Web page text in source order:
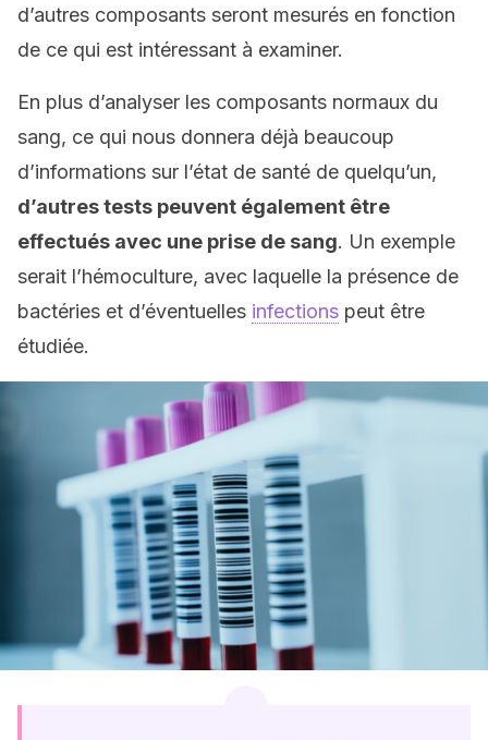
d’autres composants seront mesurés en fonction
de ce qui est intéressant à examiner.
En plus d’analyser les composants normaux du
sang, ce qui nous donnera déjà beaucoup
d’informations sur l’état de santé de quelqu’un,
d’autres tests peuvent également être
effectués avec une prise de sang. Un exemple
serait l’hémoculture, avec laquelle la présence de
bactéries et d’éventuelles infections peut être
étudiée.